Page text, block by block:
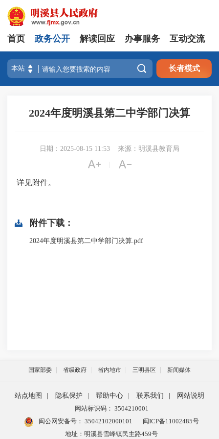
首页 政务公开 解读回应 办事服务 互动交流
 长者模式
2024年度明溪县第二中学部门决算
日期：2025-08-15 11:53 来源：明溪县教育局
 
详见附件。
附件下载：
2024年度明溪县第二中学部门决算.pdf
国家部委 省级政府 省内地市 三明县区 新闻媒体
站点地图 隐私保护 帮助中心 联系我们
网站说明
网站标识码： 3504210001
闽公网安备号： 35042102000101
闽ICP备11002485号
地址：明溪县雪峰镇民主路459号